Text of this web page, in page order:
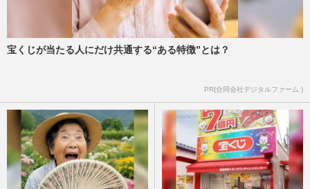
宝くじが当たる人にだけ共通する“ある特徴”とは？
PR(合同会社デジタルファーム )